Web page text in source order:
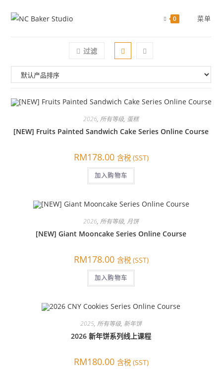
0 菜单
过滤
2026, 所有等级, 蛋糕
[NEW] Fruits Painted Sandwich Cake Series Online Course
RM178.00 含税 (SST)
加入购物车
2026, 所有等级, 月饼
[NEW] Giant Mooncake Series Online Course
RM178.00 含税 (SST)
加入购物车
2025, 所有等级, 新年饼
2026 新年饼系列线上课程
RM180.00 含税 (SST)